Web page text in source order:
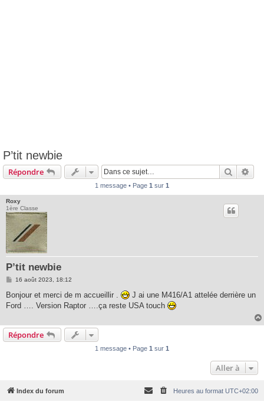
P’tit newbie
Répondre
1 message • Page 1 sur 1
Roxy
1ère Classe
P’tit newbie
M
s
a
16 août 2023, 18:12
Bonjour et merci de m accueillir .
J ai une M416/A1 attelée derrière un
Ford …. Version Raptor ….ça reste USA touch
Répondre
1 message • Page 1 sur 1
Aller à
Index du forum Heures au format UTC+02:00